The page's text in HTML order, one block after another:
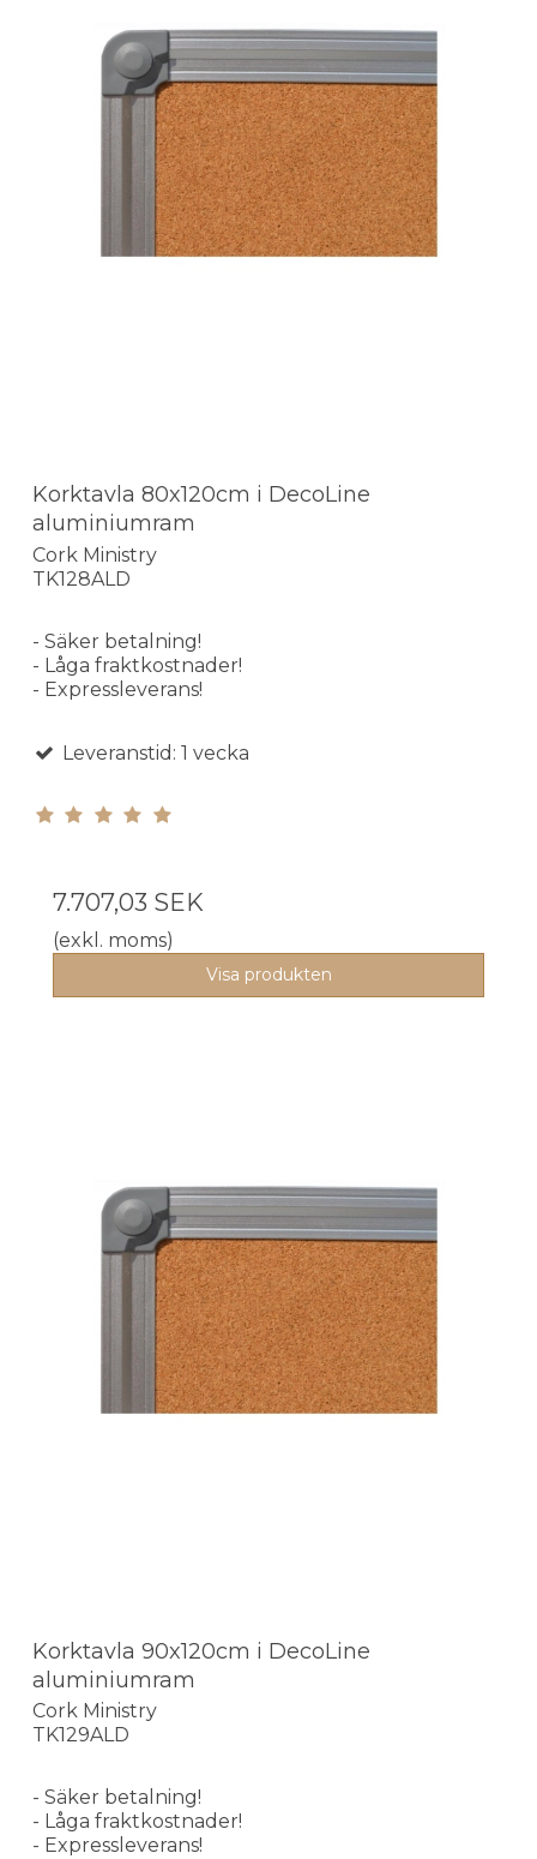
Korktavla 80x120cm i DecoLine
aluminiumram
Cork Ministry
TK128ALD
- Säker betalning!
- Låga fraktkostnader!
- Expressleverans!
Leveranstid: 1 vecka
7.707,03 SEK
(exkl. moms)
Visa produkten
Korktavla 90x120cm i DecoLine
aluminiumram
Cork Ministry
TK129ALD
- Säker betalning!
- Låga fraktkostnader!
- Expressleverans!